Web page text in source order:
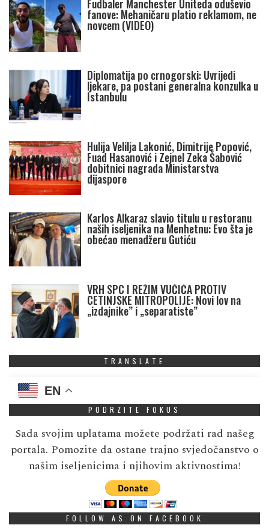
Fudbaler Manchester Uniteda oduševio
fanove: Mehaničaru platio reklamom, ne
novcem (VIDEO)
Diplomatija po crnogorski: Uvrijedi
ljekare, pa postani generalna konzulka u
Istanbulu
Hulija Velilja Lakonić, Dimitrije Popović,
Fuad Hasanović i Zejnel Zeka Šabović
dobitnici nagrada Ministarstva
dijaspore
Karlos Alkaraz slavio titulu u restoranu
naših iseljenika na Menhetnu: Evo šta je
obećao menadžeru Gutiću
VRH SPC I REŽIM VUČIĆA PROTIV
CETINJSKE MITROPOLIJE: Novi lov na
„izdajnike” i „separatiste”
TRANSLATE
EN
PODRZITE FOKUS
Sada svojim uplatama možete podržati rad našeg
portala. Pomozite da ostane trajno svjedočanstvo o
našim iseljenicima i njihovim aktivnostima!
FOLLOW AS ON FACEBOOK